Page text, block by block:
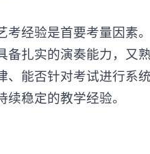
经验是首要考量因素
扎实的演奏能力，又
、能否针对考试进行系
稳定的教学经验。